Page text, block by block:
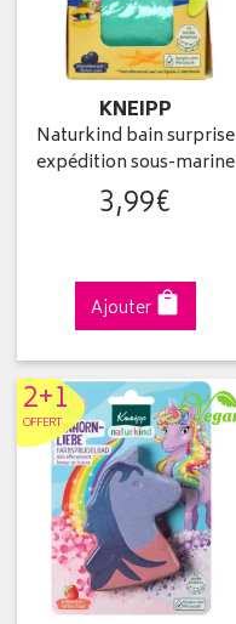
KNEIPP
Naturkind bain surprise
expédition sous-marine
3,99€
Ajouter
2+1
OFFERT